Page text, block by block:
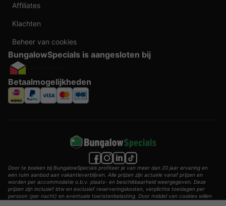
Affiliates
Klachten
Beheer van cookies
BungalowSpecials is aangesloten bij
Betaalmogelijkheden
Door te boeken bij BungalowSpecials profiteer je van meer dan 20 jaar ervaring en
een ruim aanbod aan vakantieverblijven. Alle prijzen zijn actuele vanaf prijzen en
worden per accommodatie o.b.v. plaats- en beschikbaarheid weergegeven. Deze
prijzen zijn inclusief btw en exclusief reserveringskosten, verplichte toeslagen per
persoon (per nacht) en eventuele toeristenbelasting. Door middel van cookies willen